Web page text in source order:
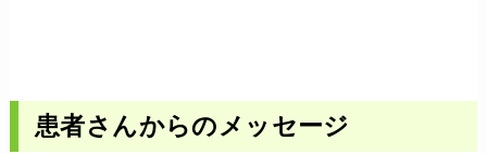
患者さんからのメッセージ